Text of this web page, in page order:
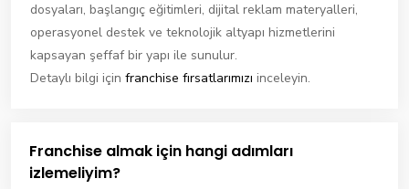
dosyaları, başlangıç eğitimleri, dijital reklam materyalleri,
operasyonel destek ve teknolojik altyapı hizmetlerini
kapsayan şeffaf bir yapı ile sunulur.
Detaylı bilgi için franchise fırsatlarımızı inceleyin.
Franchise almak için hangi adımları
izlemeliyim?